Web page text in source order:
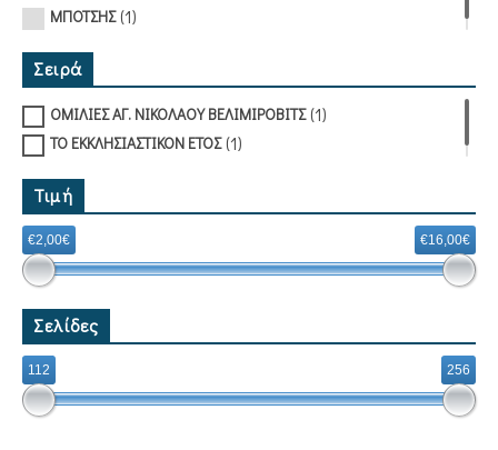
ΜΠΟΤΣΗΣ(1)
Σειρά
ΟΜΙΛΙΕΣ ΑΓ. ΝΙΚΟΛΑΟΥ ΒΕΛΙΜΙΡΟΒΙΤΣ(1)
ΤΟ ΕΚΚΛΗΣΙΑΣΤΙΚΟΝ ΕΤΟΣ(1)
Τιμή
€2,00€ €16,00€
Σελίδες
112 256